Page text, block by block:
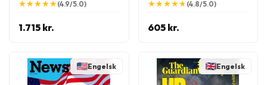
★
★★
★★
★★
★★
★(4.9/5.0)
1.715 kr.
★
★★
★★
★★
★★
★ (4.8/5.0)
605 kr.
Engelsk Engelsk